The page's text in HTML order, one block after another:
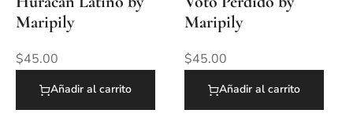
Maripily
$45.00
Añadir al carrito
Maripily
$45.00
Añadir al carrito